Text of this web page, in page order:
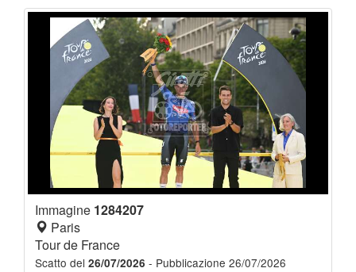
Immagine 1284207
Paris
Tour de France
Scatto del 26/07/2026 - Pubblicazione 26/07/2026